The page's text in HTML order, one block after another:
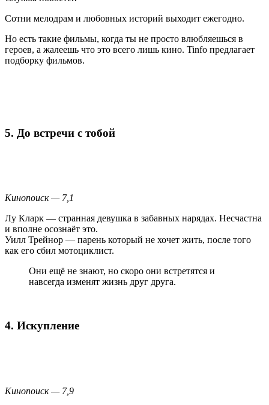
Сотни мелодрам и любовных историй выходит ежегодно.
Но есть такие фильмы, когда ты не просто влюбляешься в
героев, а жалеешь что это всего лишь кино. Tinfo предлагает
подборку фильмов.
5. До встречи с тобой
Кинопоиск — 7,1
Лу Кларк — странная девушка в забавных нарядах. Несчастна
и вполне осознаёт это.
Уилл Трейнор — парень который не хочет жить, после того
как его сбил мотоциклист.
Они ещё не знают, но скоро они встретятся и
навсегда изменят жизнь друг друга.
4. Искупление
Кинопоиск — 7,9